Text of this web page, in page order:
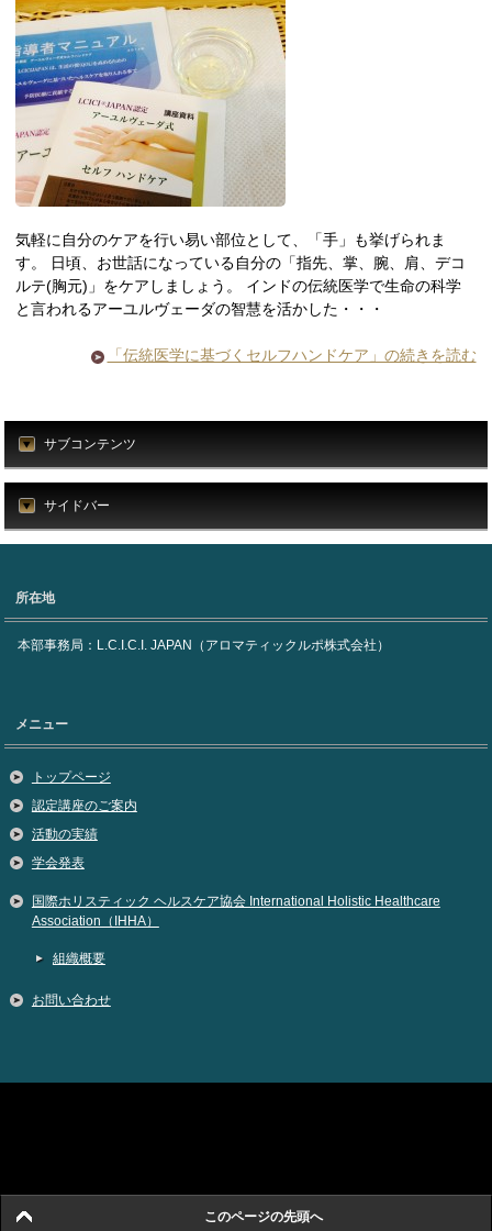
気軽に自分のケアを行い易い部位として、「手」も挙げられま
す。 日頃、お世話になっている自分の「指先、掌、腕、肩、デコ
ルテ(胸元)」をケアしましょう。 インドの伝統医学で生命の科学
と言われるアーユルヴェーダの智慧を活かした・・・
「伝統医学に基づくセルフハンドケア」の続きを読む
サブコンテンツ
サイドバー
所在地
本部事務局：L.C.I.C.I. JAPAN（アロマティックルポ株式会社）
メニュー
トップページ
認定講座のご案内
活動の実績
学会発表
国際ホリスティック ヘルスケア協会 International Holistic Healthcare
Association（IHHA）
組織概要
お問い合わせ
このページの先頭へ